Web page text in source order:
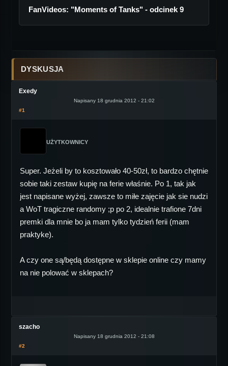
FanVideos: "Moments of Tanks" - odcinek 9
DYSKUSJA
Exedy
Napisany 18 grudnia 2012 - 21:02
#1
UŻYTKOWNICY
Super. Jeżeli by to kosztowało 40-50zł, to bardzo chętnie
sobie taki zestaw kupię na ferie właśnie. Po 1, tak jak
jest napisane wyżej, zawsze to miłe zajęcie jak sie nudzi
a WoT tragiczne randomy ;p po 2, idealnie trafione 7dni
premki dla mnie bo ja mam tylko tydzień ferii (mam
praktyke).
A czy one są/będą dostępne w sklepie online czy mamy
na nie polować w sklepach?
szacho
Napisany 18 grudnia 2012 - 21:08
#2